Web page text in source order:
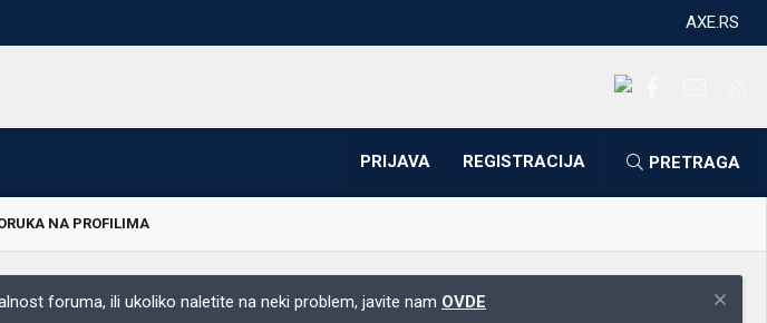
AXE.RS
PRIJAVA REGISTRACIJA PRETRAGA
NA PROFILIMA
foruma, ili ukoliko naletite na neki problem, javite nam OVDE